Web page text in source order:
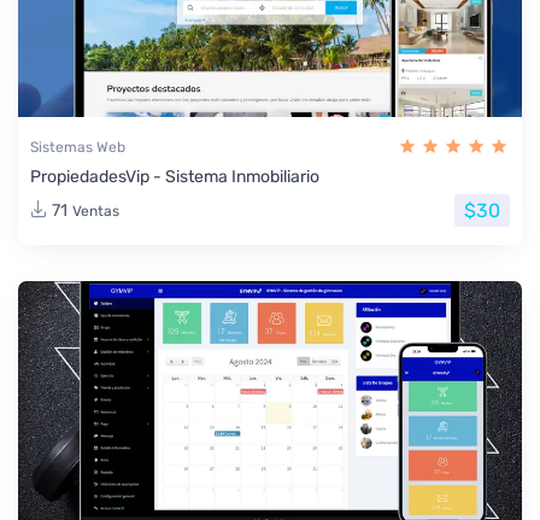
Sistemas Web
PropiedadesVip - Sistema Inmobiliario
71 Ventas $30